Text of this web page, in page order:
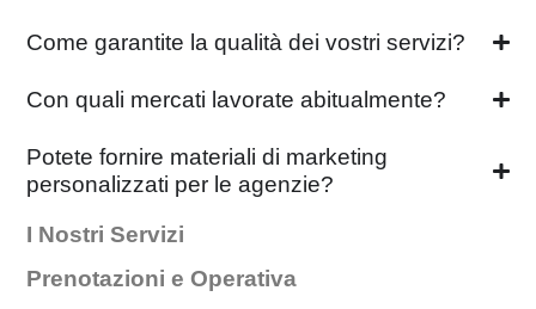
I Nostri Servizi
Prenotazioni e Operativa
Come garantite la qualità dei vostri servizi?
Con quali mercati lavorate abitualmente?
Potete fornire materiali di marketing
personalizzati per le agenzie?